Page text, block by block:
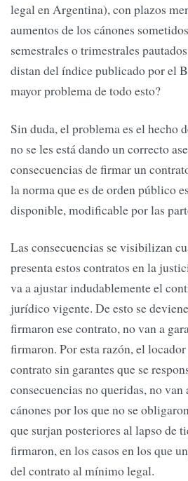
legal en Argentina), con plazos
aumentos de los cánones
semestrales o trimestrales
distan del índice publicado por el
mayor problema de todo esto?
Sin duda, el problema es el hecho
no se les está dando un correcto
consecuencias de firmar un
la norma que es de orden público
disponible, modificable por las
Las consecuencias se visibilizan
presenta estos contratos en la
va a ajustar indudablemente el
jurídico vigente. De esto se
firmaron ese contrato, no van a
firmaron. Por esta razón, el locador
contrato sin garantes que se
consecuencias no queridas, no
cánones por los que no se
que surjan posteriores al lapso de
firmaron, en los casos en los que
del contrato al mínimo legal.